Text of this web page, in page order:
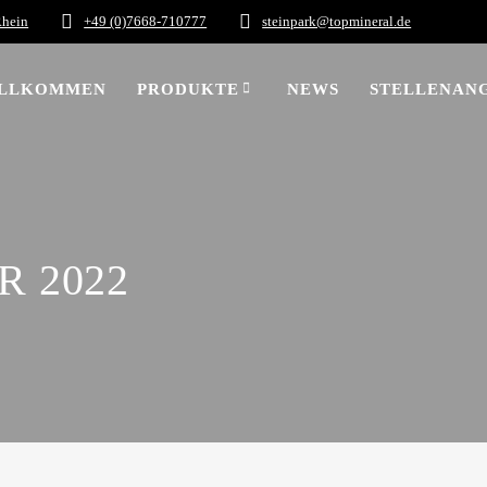
+49 (0)7668-710777 steinpark@topmineral.de
PRODUKTE NEWS
2022